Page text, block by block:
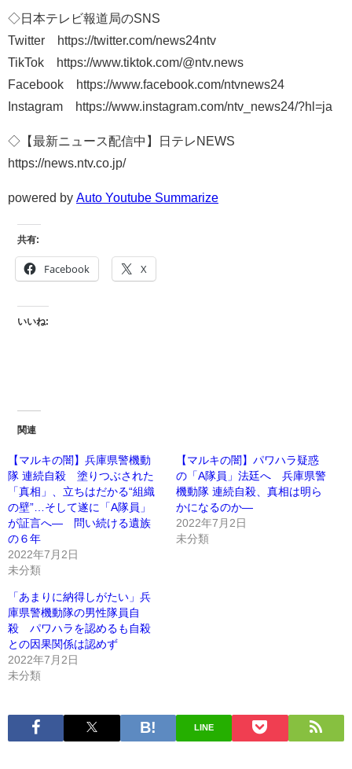
◇日本テレビ報道局のSNS
Twitter https://twitter.com/news24ntv
TikTok https://www.tiktok.com/@ntv.news
Facebook https://www.facebook.com/ntvnews24
Instagram https://www.instagram.com/ntv_news24/?hl=ja
◇【最新ニュース配信中】日テレNEWS
https://news.ntv.co.jp/
powered by Auto Youtube Summarize
共有:
Facebook X
いいね:
関連
【マルキの闇】兵庫県警機動
隊 連続自殺 塗りつぶされた
「真相」、立ちはだかる“組織
の壁”…そして遂に「A隊員」
が証言へ― 問い続ける遺族
の６年
2022年7月2日
未分類
【マルキの闇】パワハラ疑惑
の「A隊員」法廷へ 兵庫県警
機動隊 連続自殺、真相は明ら
かになるのか―
2022年7月2日
未分類
「あまりに納得しがたい」兵
庫県警機動隊の男性隊員自
殺 パワハラを認めるも自殺
との因果関係は認めず
2022年7月2日
未分類
LINE